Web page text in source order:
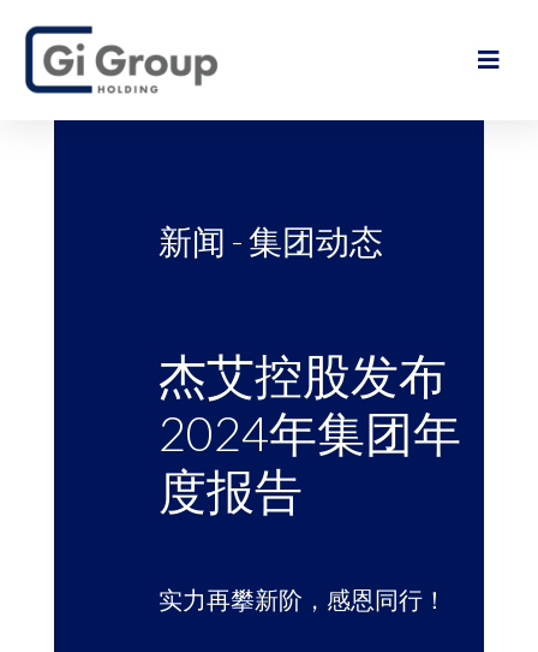
新闻 -集团动态
杰艾控股发布
2024年集团年
度报告
实力再攀新阶，感恩同行！